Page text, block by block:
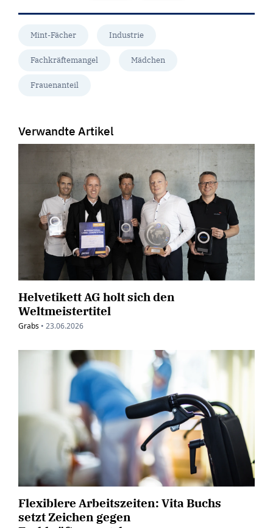
Mint-Fächer Industrie
Fachkräftemangel Mädchen
Frauenanteil
Verwandte Artikel
Helvetikett AG holt sich den
Weltmeistertitel
Grabs • 23.06.2026
Flexiblere Arbeitszeiten: Vita Buchs
setzt Zeichen gegen